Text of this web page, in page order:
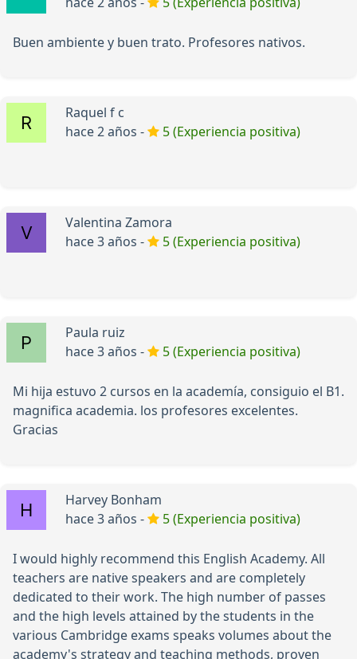
Buen ambiente y buen trato. Profesores nativos.
Raquel f c
hace 2 años -
5 (Experiencia positiva)
Valentina Zamora
hace 3 años -
5 (Experiencia positiva)
Paula ruiz
hace 3 años -
5 (Experiencia positiva)
Mi hija estuvo 2 cursos en la academía, consiguio el B1.
magnifica academia. los profesores excelentes.
Gracias
Harvey Bonham
hace 3 años -
5 (Experiencia positiva)
I would highly recommend this English Academy. All
teachers are native speakers and are completely
dedicated to their work. The high number of passes
and the high levels attained by the students in the
various Cambridge exams speaks volumes about the
academy's strategy and teaching methods, proven